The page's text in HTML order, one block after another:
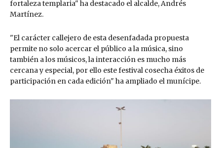
fortaleza templaria" ha destacado el alcalde, Andrés
Martínez.
"El carácter callejero de esta desenfadada propuesta
permite no solo acercar el público a la música, sino
también a los músicos, la interacción es mucho más
cercana y especial, por ello este festival cosecha éxitos de
participación en cada edición" ha ampliado el munícipe.